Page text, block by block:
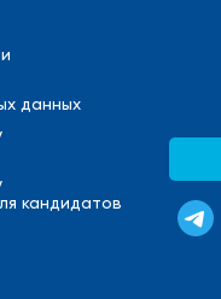
данных
кандидатов